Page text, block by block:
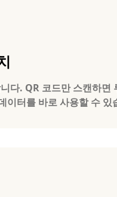
다. QR 코드만 스캔하면
이터를 바로 사용할 수 있